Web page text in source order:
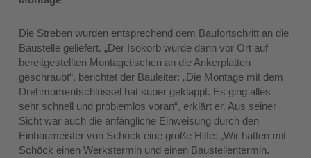
Die Streben wurden entsprechend dem Baufortschritt an die
Baustelle geliefert. „Der Isokorb wurde dann vor Ort auf
bereitgestellten Montagetischen an die Ankerplatten
geschraubt“, berichtet der Bauleiter: „Die Montage mit dem
Drehmomentschlüssel hat super geklappt. Es ging alles
sehr schnell und problemlos voran“, erklärt er. Aus seiner
Sicht war auch die anfängliche Einweisung durch den
Einbaumeister von Schöck eine große Hilfe: „Wir hatten mit
Schöck einen Werkstermin und einen Baustellentermin.